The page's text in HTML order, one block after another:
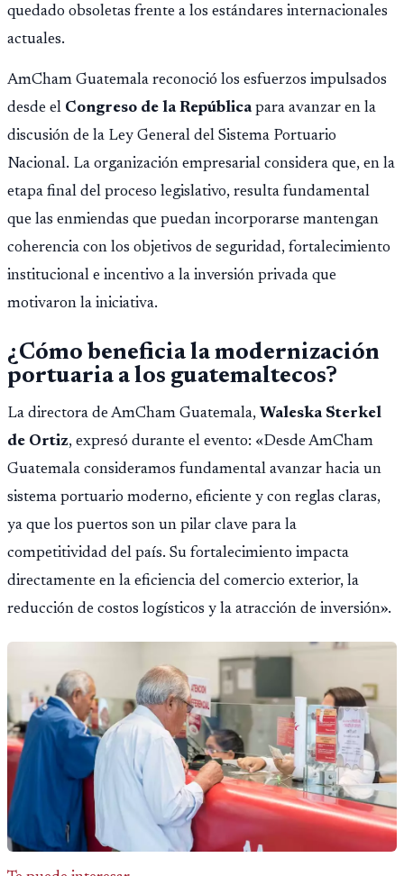
quedado obsoletas frente a los estándares internacionales
actuales.
AmCham Guatemala reconoció los esfuerzos impulsados
desde el Congreso de la Repúblicapara avanzar en la
discusión de la Ley General del Sistema Portuario
Nacional. La organización empresarial considera que, en la
etapa final del proceso legislativo, resulta fundamental
que las enmiendas que puedan incorporarse mantengan
coherencia con los objetivos de seguridad, fortalecimiento
institucional e incentivo a la inversión privada que
motivaron la iniciativa.
¿Cómo beneficia la modernización
portuaria a los guatemaltecos?
La directora de AmCham Guatemala, Waleska Sterkel
de Ortiz, expresó durante el evento: «Desde AmCham
Guatemala consideramos fundamental avanzar hacia un
sistema portuario moderno, eficiente y con reglas claras,
ya que los puertos son un pilar clave para la
competitividad del país. Su fortalecimiento impacta
directamente en la eficiencia del comercio exterior, la
reducción de costos logísticos y la atracción de inversión».